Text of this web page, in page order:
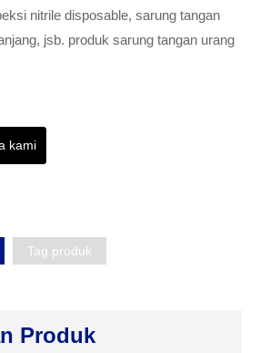
nitrile disposable, sarung tangan
jsb. produk sarung tangan urang
kami
Tag produk
Produk